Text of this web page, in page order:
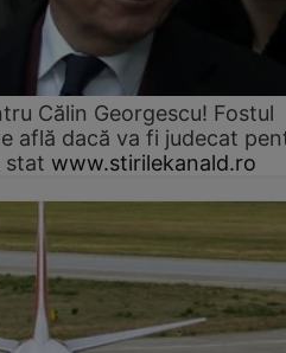
Călin Georgescu! Fostul
află dacă va fi judecat
stat www.stirilekanald.ro